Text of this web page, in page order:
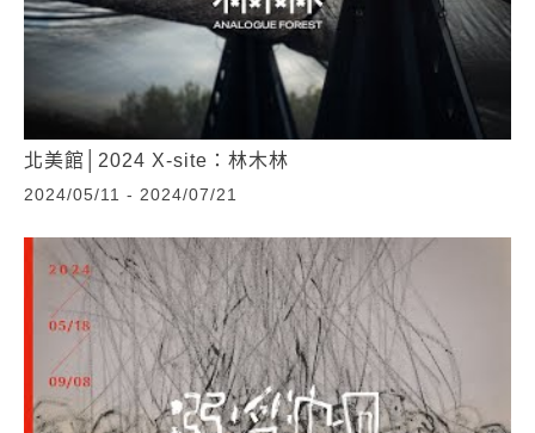
北美館│2024 X-site：林木林
2024/05/11 - 2024/07/21